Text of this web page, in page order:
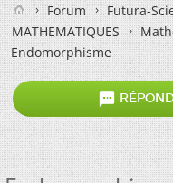
Forum
Futura-
MATHEMATIQUES
Endomorphisme
